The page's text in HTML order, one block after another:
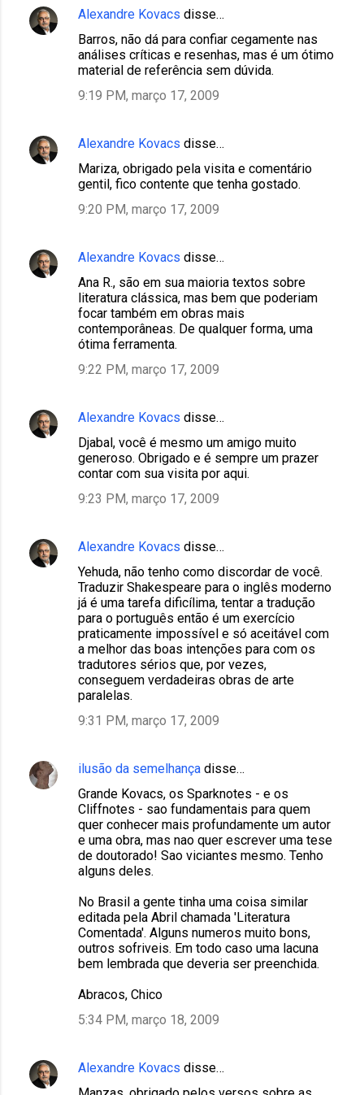
Alexandre Kovacs disse…
Barros, não dá para confiar cegamente nas
análises críticas e resenhas, mas é um ótimo
material de referência sem dúvida.
9:19 PM, março 17, 2009
Alexandre Kovacs disse…
Mariza, obrigado pela visita e comentário
gentil, fico contente que tenha gostado.
9:20 PM, março 17, 2009
Alexandre Kovacs disse…
Ana R., são em sua maioria textos sobre
literatura clássica, mas bem que poderiam
focar também em obras mais
contemporâneas. De qualquer forma, uma
ótima ferramenta.
9:22 PM, março 17, 2009
Alexandre Kovacs disse…
Djabal, você é mesmo um amigo muito
generoso. Obrigado e é sempre um prazer
contar com sua visita por aqui.
9:23 PM, março 17, 2009
Alexandre Kovacs disse…
Yehuda, não tenho como discordar de você.
Traduzir Shakespeare para o inglês moderno
já é uma tarefa dificílima, tentar a tradução
para o português então é um exercício
praticamente impossível e só aceitável com
a melhor das boas intenções para com os
tradutores sérios que, por vezes,
conseguem verdadeiras obras de arte
paralelas.
9:31 PM, março 17, 2009
ilusão da semelhança disse…
Grande Kovacs, os Sparknotes - e os
Cliffnotes - sao fundamentais para quem
quer conhecer mais profundamente um autor
e uma obra, mas nao quer escrever uma tese
de doutorado! Sao viciantes mesmo. Tenho
alguns deles.
No Brasil a gente tinha uma coisa similar
editada pela Abril chamada 'Literatura
Comentada'. Alguns numeros muito bons,
outros sofriveis. Em todo caso uma lacuna
bem lembrada que deveria ser preenchida.
Abracos, Chico
5:34 PM, março 18, 2009
Alexandre Kovacs disse…